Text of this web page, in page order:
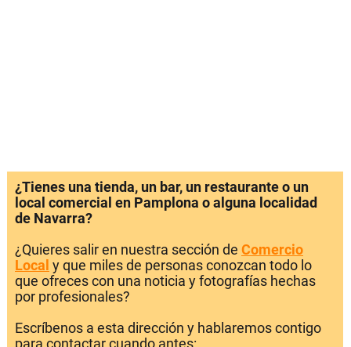
¿Tienes una tienda, un bar, un restaurante o un
local comercial en Pamplona o alguna localidad
de Navarra?
¿Quieres salir en nuestra sección de Comercio
Local y que miles de personas conozcan todo lo
que ofreces con una noticia y fotografías hechas
por profesionales?
Escríbenos a esta dirección y hablaremos contigo